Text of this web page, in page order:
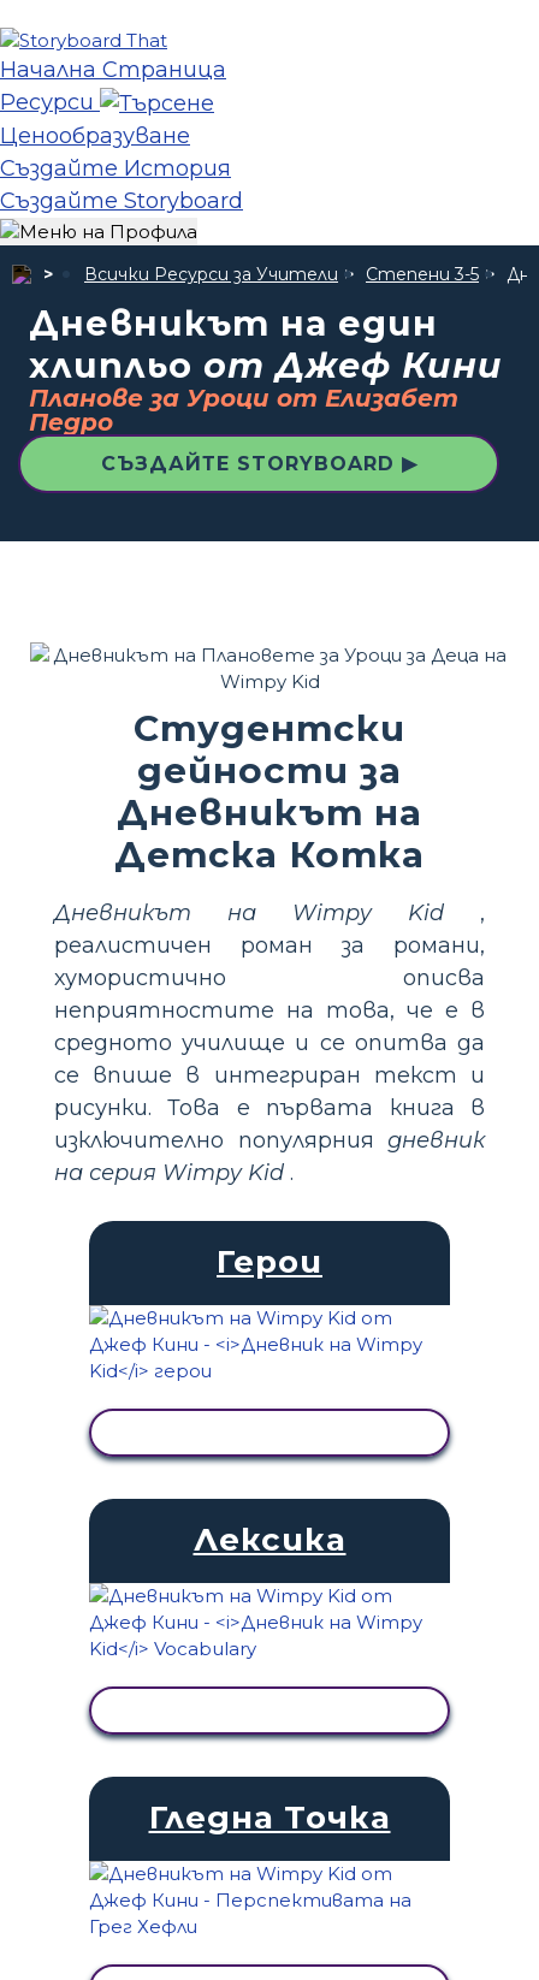
Начална Страница
Ресурси
Ценообразуване
Създайте История
Създайте Storyboard
Всички Ресурси за Учители Степени 3-5
Дневникът на един
хлипльо от Джеф Кини
Планове за Уроци от Елизабет
Педро
СЪЗДАЙТЕ STORYBOARD ▶
Студентски
дейности за
Дневникът на
Детска Котка
Дневникът на Wimpy Kid ,
реалистичен роман за романи,
хумористично описва
неприятностите на това, че е в
средното училище и се опитва да
се впише в интегриран текст и
рисунки. Това е първата книга в
изключително популярния дневник
на серия Wimpy Kid .
Герои
Лексика
Гледна Точка